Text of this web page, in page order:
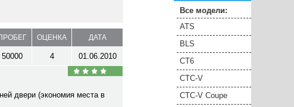
ОЦЕНКА ДАТА
50000 4 01.06.2010
двери (экономия места в
Все модели:
ATS
BLS
CT6
CTC-V
CTC-V Coupe